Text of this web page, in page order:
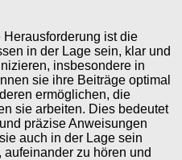
ist die
in der Lage sein, klar und
insbesondere in
sie ihre Beiträge optimal
ermöglichen, die
sie arbeiten. Dies bedeutet
präzise Anweisungen
auch in der Lage sein
zu hören und